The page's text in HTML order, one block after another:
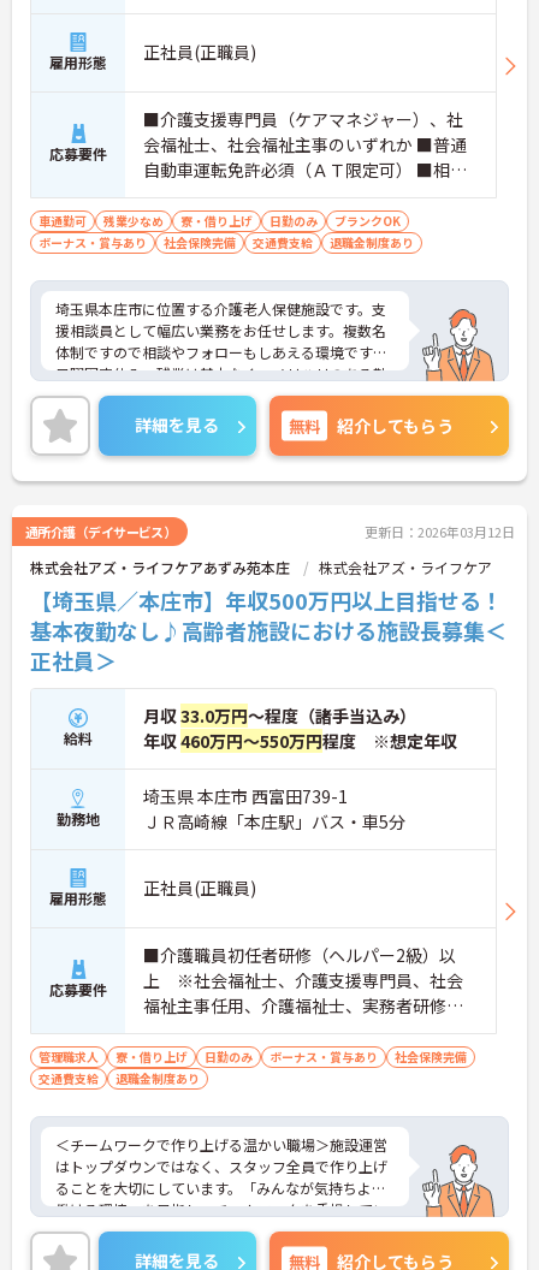
雇用形態 正社員(正職員)
応募要件
■介護支援専門員（ケアマネジャー）、社
会福祉士、社会福祉主事のいずれか ■普通
自動車運転免許必須（ＡＴ限定可） ■相談
業務経験3年以上必須
車通勤可 残業少なめ 寮・借り上げ 日勤のみ
ブランクOK
ボーナス・賞与あり
社会保険完備 交通費支給 退職金制度あり
埼玉県本庄市に位置する介護老人保健施設です。支
援相談員として幅広い業務をお任せします。複数名
体制ですので相談やフォローもしあえる環境です。
日曜固定休み、残業は基本なく、メリハリのある勤
務が可能です。寮も完備されており、転居を伴う転
職をお考えの方にもおすすめです。ご興味のある方
には、面接対策ポイントなど、さらに詳細をお話し
いたしますのでお気軽にご相談ください！
詳細を見る 無料 紹介してもらう
通所介護（デイサービス） 更新日：2026年03月12日
株式会社アズ・ライフケアあずみ苑本庄 株式会社アズ・ライフケア
【埼玉県／本庄市】年収500万円以上目指せる！
基本夜勤なし♪高齢者施設における施設長募集＜
正社員＞
給料
月収33.0万円～程度（諸手当込み）
年収460万円～550万円程度 ※想定年収
勤務地
埼玉県 本庄市 西富田739-1
ＪＲ高崎線「本庄駅」バス・車5分
雇用形態 正社員(正職員)
応募要件
■介護職員初任者研修（ヘルパー2級）以
上 ※社会福祉士、介護支援専門員、社会
福祉主事任用、介護福祉士、実務者研修歓
迎 ■管理職、生活相談員、サービス提供責
任者、またはそれらに類する職種での業務
経験をお持ちの方 ■普通自動車免許（AT
管理職求人 寮・借り上げ 日勤のみ ボーナス・賞与あり
社会保険完備
交通費支給
退職金制度あり
＜チームワークで作り上げる温かい職場＞施設運営
はトップダウンではなく、スタッフ全員で作り上げ
ることを大切にしています。「みんなが気持ちよく
働ける環境」を目指し、チームワークを重視してい
るのが特徴です。裁量が大きく任される部分も多い
ため、アイデアや気配りがダイレクトに施設の雰囲
詳細を見る 無料 紹介してもらう